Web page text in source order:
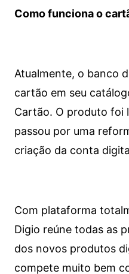
Como funciona o
Atualmente, o banco
cartão em seu
Cartão. O produto foi
passou por uma
criação da conta
Com plataforma
Digio reúne todas as
dos novos produtos
compete muito bem